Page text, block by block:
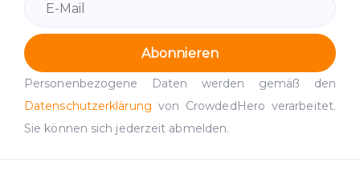
Abonnieren
Personenbezogene Daten werden gemäß den
Datenschutzerklärung von CrowdedHero verarbeitet.
Sie können sich jederzeit abmelden.